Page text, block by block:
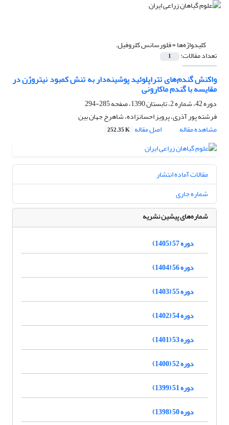
کلیدواژه‌ها =فلورسانس کلروفیل.
تعداد مقالات: 1
واکنش گندم‌های تتراپلوئید پوشینه‌دار به تنش کمبود نیتروژن در
مقایسه با گندم ماکارونی
دوره 42، شماره 2، تابستان 1390، صفحه
285-294
فرشته پور آذری، پرویز احسانزاده، شاهرخ جهان بین
مشاهده مقاله
اصل مقاله 252.35 K
مقالات آماده انتشار
شماره جاری
شماره‌های پیشین نشریه
دوره 57 (1405)
دوره 56 (1404)
دوره 55 (1403)
دوره 54 (1402)
دوره 53 (1401)
دوره 52 (1400)
دوره 51 (1399)
دوره 50 (1398)